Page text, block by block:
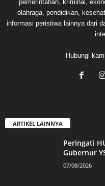
pemerintahan, kriminal,
olahraga, pendidikan,
informasi peristiwa lainnya dari
Hubungi
ARTIKEL LAINNYA
Peringati
Gubernur
07/08/2026